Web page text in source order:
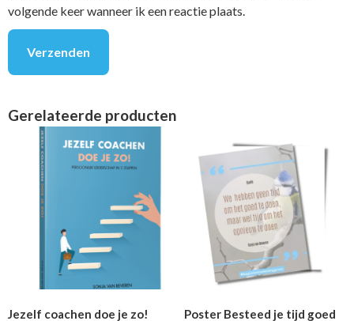
volgende keer wanneer ik een reactie plaats.
Gerelateerde producten
Jezelf coachen doe je zo! Poster Besteed je tijd goed